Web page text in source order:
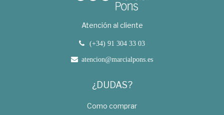
Atención al cliente
(+34) 91 304 33 03
atencion@marcialpons.es
¿DUDAS?
Como comprar